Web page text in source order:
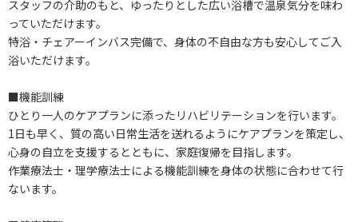
スタッフの介助のもと、ゆったりとした広い浴槽で温泉気分を味わ
っていただけます。
特浴・チェアーインバス完備で、身体の不自由な方も安心してご入
浴いただけます。
■機能訓練
ひとり一人のケアプランに添ったリハビリテーションを行います。
1日も早く、質の高い日常生活を送れるようにケアプランを策定し、
心身の自立を支援するとともに、家庭復帰を目指します。
作業療法士・理学療法士による機能訓練を身体の状態に合わせて行
ないます。